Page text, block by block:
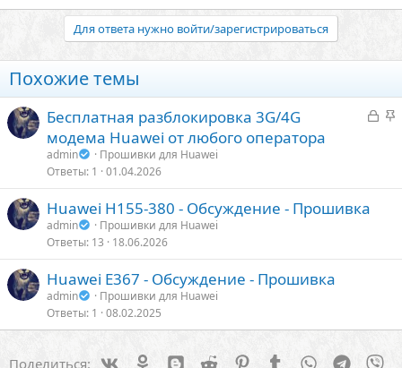
Для ответа нужно войти/зарегистрироваться
Похожие темы
З
ы
З
е
н
Бесплатная разблокировка 3G/4G
модема Huawei от любого оператора
admin
Прошивки для Huawei
Ответы 1 01.04.2026
Huawei H155-380 - Обсуждение - Прошивка
admin
Прошивки для Huawei
Ответы 13 18.06.2026
Huawei E367 - Обсуждение - Прошивка
admin
Прошивки для Huawei
Ответы 1 08.02.2025
Поделиться: Vk Ok BloggerReddit PinterestTumblr WhatsApp